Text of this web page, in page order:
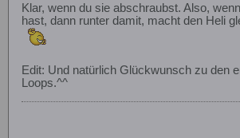
Klar, wenn du sie abschraubst. Also,
hast, dann runter damit, macht den Heli
Edit: Und natürlich Glückwunsch zu den
Loops.^^